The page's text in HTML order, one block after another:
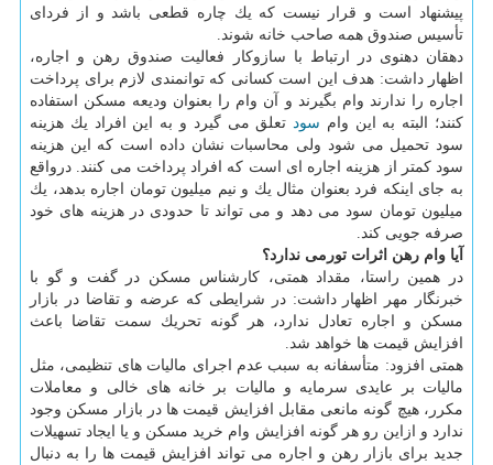
پیشنهاد است و قرار نیست كه یك چاره قطعی باشد و از فردای
تأسیس صندوق همه صاحب خانه شوند.
دهقان دهنوی در ارتباط با سازوكار فعالیت صندوق رهن و اجاره،
اظهار داشت: هدف این است كسانی كه توانمندی لازم برای پرداخت
اجاره را ندارند وام بگیرند و آن وام را بعنوان ودیعه مسكن استفاده
كنند؛ البته به این وام سود تعلق می گیرد و به این افراد یك هزینه
سود تحمیل می شود ولی محاسبات نشان داده است كه این هزینه
سود كمتر از هزینه اجاره ای است كه افراد پرداخت می كنند. درواقع
به جای اینكه فرد بعنوان مثال یك و نیم میلیون تومان اجاره بدهد، یك
میلیون تومان سود می دهد و می تواند تا حدودی در هزینه های خود
صرفه جویی كند.
آیا وام رهن اثرات تورمی ندارد؟
در همین راستا، مقداد همتی، كارشناس مسكن در گفت و گو با
خبرنگار مهر اظهار داشت: در شرایطی كه عرضه و تقاضا در بازار
مسكن و اجاره تعادل ندارد، هر گونه تحریك سمت تقاضا باعث
افزایش قیمت ها خواهد شد.
همتی افزود: متأسفانه به سبب عدم اجرای مالیات های تنظیمی، مثل
مالیات بر عایدی سرمایه و مالیات بر خانه های خالی و معاملات
مكرر، هیچ گونه مانعی مقابل افزایش قیمت ها در بازار مسكن وجود
ندارد و ازاین رو هر گونه افزایش وام خرید مسكن و یا ایجاد تسهیلات
جدید برای بازار رهن و اجاره می تواند افزایش قیمت ها را به دنبال